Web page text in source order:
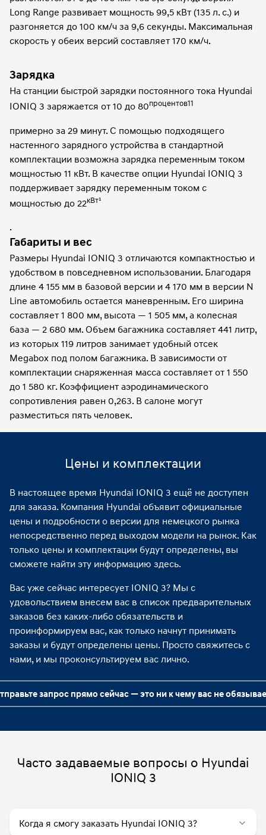
Long Range развивает мощность 99,5 кВт (135 л. с.) и
разгоняется до 100 км/ч за 9,6 секунды. Максимальная
скорость у обеих версий составляет 170 км/ч.
Зарядка
На станции быстрой зарядки постоянного тока Hyundai
IONIQ 3 заряжается от 10 до 80процентов11
примерно за 29 минут. С помощью подходящего
настенного зарядного устройства в стандартной
комплектации возможна зарядка переменным током
мощностью 11 кВт. В качестве опции Hyundai IONIQ 3
поддерживает зарядку переменным током с
мощностью до 22кВт¹
.
Габариты и вес
Размеры Hyundai IONIQ 3 отличаются компактностью и
удобством в повседневном использовании. Благодаря
длине 4 155 мм в базовой версии и 4 170 мм в версии N
Line автомобиль остается маневренным. Его ширина
составляет 1 800 мм, высота — 1 505 мм, а колесная
база — 2 680 мм. Объем багажника составляет 441 литр,
из которых 119 литров занимает удобный отсек
Megabox под полом багажника. В зависимости от
комплектации снаряженная масса составляет от 1 550
до 1 580 кг. Коэффициент аэродинамического
сопротивления равен 0,263. В салоне могут
разместиться пять человек.
Цены и комплектации
В настоящее время Hyundai IONIQ 3 ещё не доступен
для заказа. Компания Hyundai объявит официальные
цены и подробности о версии для немецкого рынка
непосредственно перед выходом модели на рынок. Как
только цены и комплектации будут определены, вы
сможете найти эту информацию здесь.
Вас уже сейчас интересует IONIQ 3? Мы с
удовольствием внесем вас в список предварительных
заказов без каких-либо обязательств и
проинформируем вас, как только начнут принимать
заказы и будут определены цены. Просто свяжитесь с
нами, и мы проконсультируем вас лично.
запрос прямо сейчас — это ни к чему вас не
Часто задаваемые вопросы о Hyundai
IONIQ 3
Когда я смогу заказать Hyundai IONIQ 3?